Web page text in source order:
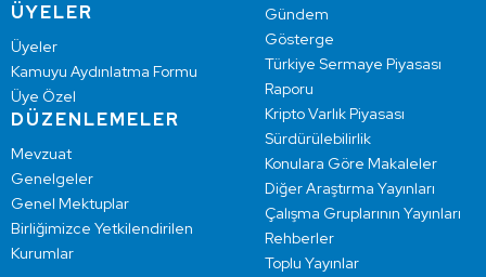
ÜYELER
Üyeler
Kamuyu Aydınlatma Formu
Üye Özel
DÜZENLEMELER
Mevzuat
Genelgeler
Genel Mektuplar
Birliğimizce Yetkilendirilen
Kurumlar
Gündem
Gösterge
Türkiye Sermaye Piyasası
Raporu
Kripto Varlık Piyasası
Sürdürülebilirlik
Konulara Göre Makaleler
Diğer Araştırma Yayınları
Çalışma Gruplarının Yayınları
Rehberler
Toplu Yayınlar